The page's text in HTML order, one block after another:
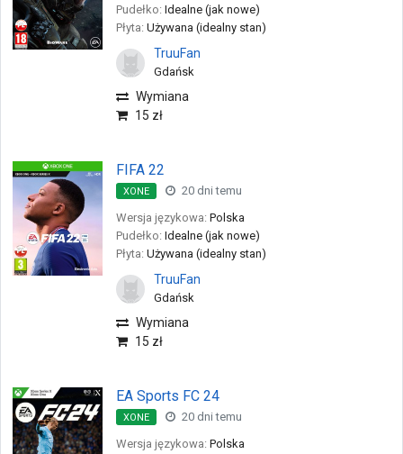
Pudełko: Idealne (jak nowe)
Płyta: Używana (idealny stan)
TruuFan
Gdańsk
Wymiana
15 zł
FIFA 22
XONE
20 dni temu
Wersja językowa: Polska
Pudełko: Idealne (jak nowe)
Płyta: Używana (idealny stan)
TruuFan
Gdańsk
Wymiana
15 zł
EA Sports FC 24
XONE
20 dni temu
Wersja językowa: Polska